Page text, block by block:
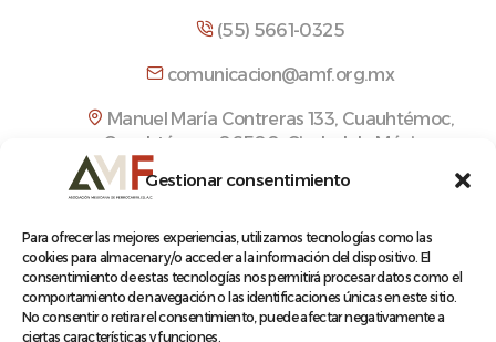
Gestionar consentimiento
Para ofrecer las mejores experiencias, utilizamos tecnologías como las
cookies para almacenar y/o acceder a la información del dispositivo. El
consentimiento de estas tecnologías nos permitirá procesar datos como el
comportamiento de navegación o las identificaciones únicas en este sitio.
No consentir o retirar el consentimiento, puede afectar negativamente a
ciertas características y funciones.
(55) 5661-0325
comunicacion@amf.org.mx
Manuel María Contreras 133, Cuauhtémoc,
Cuauhtémoc, 06500, Ciudad de México.
© 2026 Asociación Mexicana de Ferrocarriles A.C.